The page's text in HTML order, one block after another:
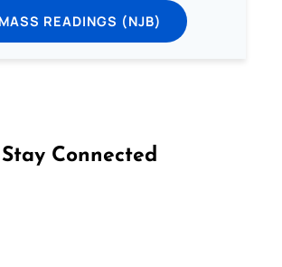
MASS READINGS (NJB)
Stay Connected